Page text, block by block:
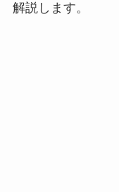
解説します。